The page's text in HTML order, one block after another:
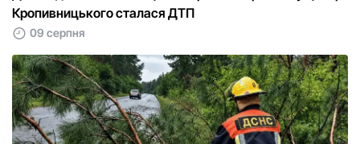
Кропивницького сталася ДТП
09 серпня